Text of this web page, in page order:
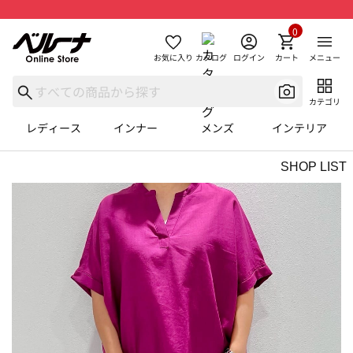
お気に入り カタログ ログイン カート
0
メニュー
カテゴリ
レディース インナー メンズ インテリア
SHOP LIST